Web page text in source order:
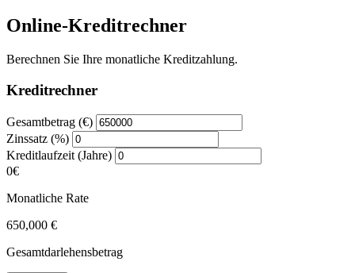
Online-Kreditrechner
Berechnen Sie Ihre monatliche Kreditzahlung.
Kreditrechner
Gesamtbetrag (€)
Zinssatz (%)
Kreditlaufzeit (Jahre)
0€
Monatliche Rate
650,000 €
Gesamtdarlehensbetrag